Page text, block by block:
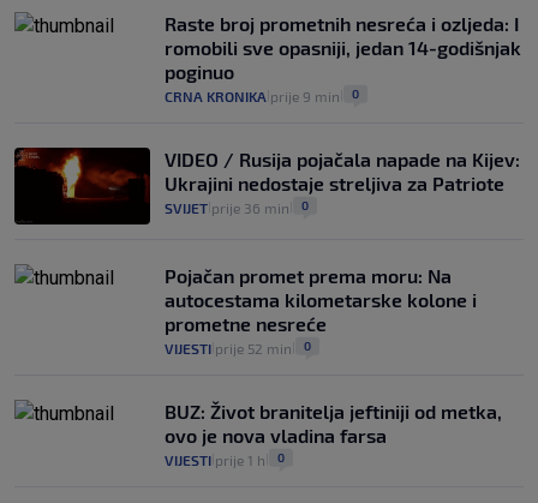
automobilom na Hvar iz Zagreba, a
koliko iz Osijeka
14
Raste broj prometnih nesreća i ozljeda: I
romobili sve opasniji, jedan 14-godišnjak
poginuo
CRNA KRONIKA prije 9 min 0
VIDEO / Rusija pojačala napade na Kijev:
Ukrajini nedostaje streljiva za Patriote
SVIJET prije 36 min 0
Pojačan promet prema moru: Na
autocestama kilometarske kolone i
prometne nesreće
VIJESTI prije 52 min 0
BUZ: Život branitelja jeftiniji od metka,
ovo je nova vladina farsa
VIJESTI prije 1 h 0